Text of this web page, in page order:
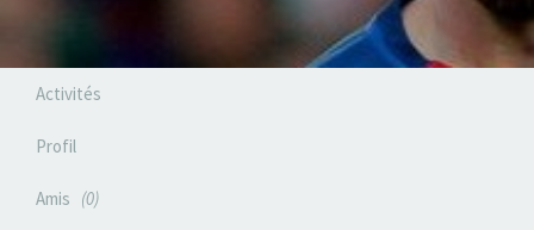
Activités
Profil
Amis 0